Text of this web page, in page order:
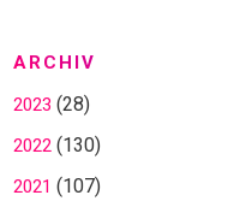
ARCHIV
2023 (28)
2022 (130)
2021 (107)